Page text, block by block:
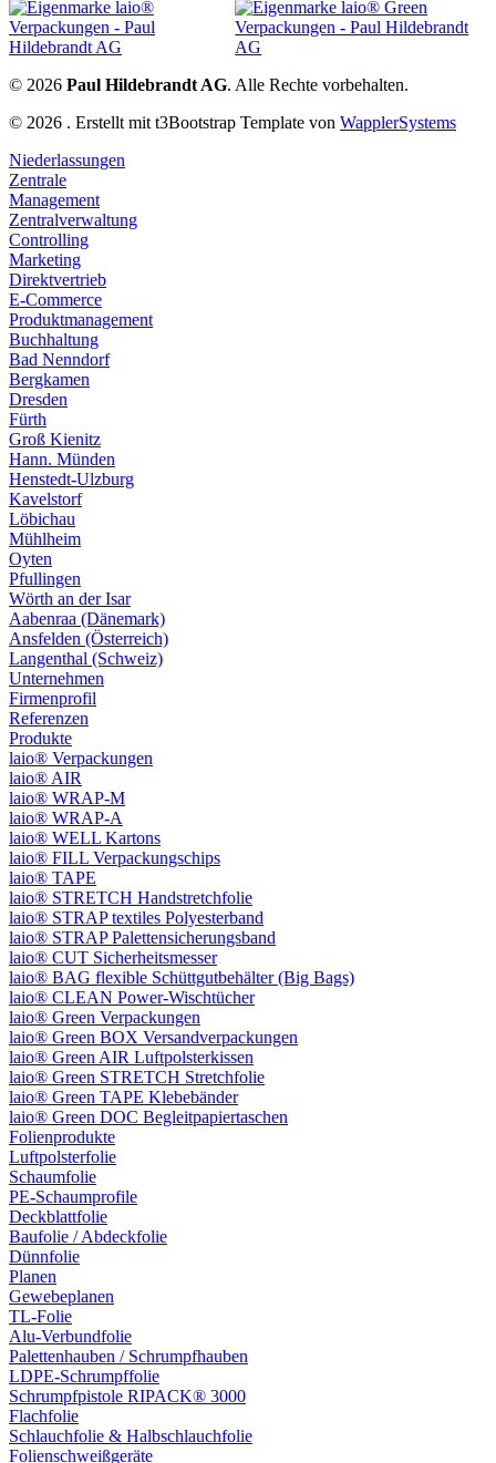
© 2026 Paul Hildebrandt AG. Alle Rechte vorbehalten.
© 2026 . Erstellt mit t3Bootstrap Template von WapplerSystems
Niederlassungen
Zentrale
Management
Zentralverwaltung
Controlling
Marketing
Direktvertrieb
E-Commerce
Produktmanagement
Buchhaltung
Bad Nenndorf
Bergkamen
Dresden
Fürth
Groß Kienitz
Hann. Münden
Henstedt-Ulzburg
Kavelstorf
Löbichau
Mühlheim
Oyten
Pfullingen
Wörth an der Isar
Aabenraa (Dänemark)
Ansfelden (Österreich)
Langenthal (Schweiz)
Unternehmen
Firmenprofil
Referenzen
Produkte
laio® Verpackungen
laio® AIR
laio® WRAP-M
laio® WRAP-A
laio® WELL Kartons
laio® FILL Verpackungschips
laio® TAPE
laio® STRETCH Handstretchfolie
laio® STRAP textiles Polyesterband
laio® STRAP Palettensicherungsband
laio® CUT Sicherheitsmesser
laio® BAG flexible Schüttgutbehälter (Big Bags)
laio® CLEAN Power-Wischtücher
laio® Green Verpackungen
laio® Green BOX Versandverpackungen
laio® Green AIR Luftpolsterkissen
laio® Green STRETCH Stretchfolie
laio® Green TAPE Klebebänder
laio® Green DOC Begleitpapiertaschen
Folienprodukte
Luftpolsterfolie
Schaumfolie
PE-Schaumprofile
Deckblattfolie
Baufolie / Abdeckfolie
Dünnfolie
Planen
Gewebeplanen
TL-Folie
Alu-Verbundfolie
Palettenhauben / Schrumpfhauben
LDPE-Schrumpffolie
Schrumpfpistole RIPACK® 3000
Flachfolie
Schlauchfolie & Halbschlauchfolie
Folienschweißgeräte